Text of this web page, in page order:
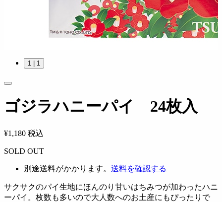
1 | 1
ゴジラハニーパイ 24枚入
¥1,180 税込
SOLD OUT
別途送料がかかります。 送料を確認する
サクサクのパイ生地にほんのり甘いはちみつが加わったハニ
ーパイ。枚数も多いので大人数へのお土産にもぴったりで